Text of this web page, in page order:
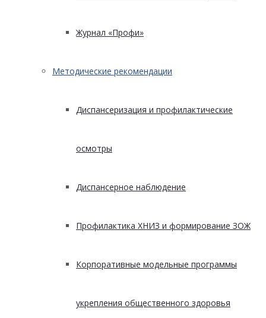
Журнал «Профи»
Методические рекомендации
Диспансеризация и профилактические
осмотры
Диспансерное наблюдение
Профилактика ХНИЗ и формирование ЗОЖ
Корпоративные модельные программы
укрепления общественного здоровья